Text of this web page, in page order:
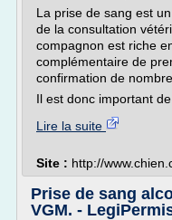
La prise de sang est
de la consultation
compagnon est riche
complémentaire de
confirmation de
Il est donc important
Lire la suite
Site : http://
Prise de sang
VGM. -